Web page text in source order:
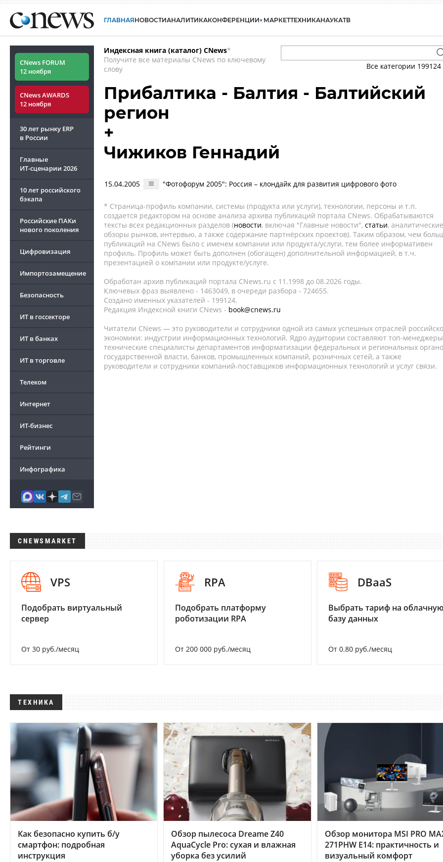
ГЛАВНАЯНОВОСТИАНАЛИТИКАКОНФЕРЕНЦИИ МАРКЕТТЕХНИКАНАУКАТВ
CNews FORUM
12 ноября
CNews AWARDS
12 ноября
30 лет рынку ERP
в России
Главные
ИТ-сценарии 2026
10 лет российского
бэкапа
Российские ПАКи
нового поколения
Цифровизация
Импортозамещение
Безопасность
ИТ в госсекторе
ИТ в банках
ИТ в торговле
Телеком
Интернет
ИТ-бизнес
Рейтинги
Инфографика
Индексная книга (каталог) CNews*
Получите все материалы CNews по ключевому
слову
Все категории 199124
Прибалтика - Балтия - Балтийский
регион
+
Чижиков Геннадий
15.04.2005 "Фотофорум 2005": Россия – клондайк для развития цифрового фото
* Страница-профиль компании, системы (продукта или услуги), технологии, персоны и т.п.
создается редактором на основе анализа архива публикаций портала CNews. Обрабатываются
тексты всех редакционных разделов (новости, включая "Главные новости", статьи, аналитические
обзоры рынков, интервью, а также содержание партнёрских проектов). Таким образом, чем
публикаций на CNews было с именем компании или продукта/услуги, тем более информативен
профиль. Профиль может быть дополнен (обогащен) дополнительной информацией, в т.ч.
презентацией о компании или продукте/услуге.
Обработан архив публикаций портала CNews.ru c 11.1998 до 08.2026 годы.
Ключевых фраз выявлено - 1463049, в очереди разбора - 724655.
Создано именных указателей - 199124.
Редакция Индексной книги CNews - book@cnews.ru
Читатели CNews — это руководители и сотрудники одной из самых успешных отраслей
экономики: индустрии информационных технологий. Ядро аудитории составляют топ-
технические специалисты департаментов информатизации федеральных и региональных
государственной власти, банков, промышленных компаний, розничных сетей, а также
руководители и сотрудники компаний-поставщиков информационных технологий и услуг связи.
CNEWSMARKET
VPS
Подобрать виртуальный
сервер
От 30 руб./месяц
RPA
Подобрать платформу
роботизации RPA
От 200 000 руб./месяц
DBaaS
Выбрать тариф на
базу данных
От 0.80 руб./месяц
ТЕХНИКА
Как безопасно купить б/у
смартфон: подробная
инструкция
Обзор пылесоса Dreame Z40
AquaCycle Pro: сухая и влажная
уборка без усилий
Обзор монитора MSI PRO
271PHW E14: практичность и
визуальный комфорт